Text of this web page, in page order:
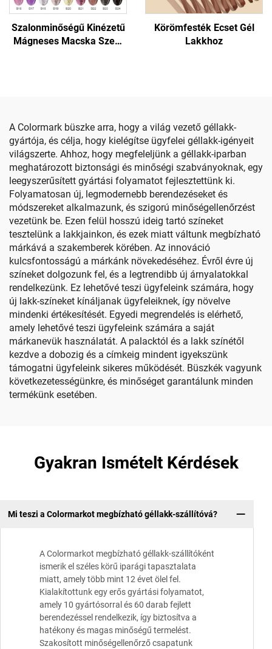
Szalonminőségű Kinézetű
Mágneses Macska Szem
Körömfesték Ecset Gél
Lakkhoz
A Colormark büszke arra, hogy a világ vezető géllakk-
gyártója, és célja, hogy kielégítse ügyfelei géllakk-igényeit
világszerte. Ahhoz, hogy megfeleljünk a géllakk-iparban
meghatározott biztonsági és minőségi szabványoknak, egy
leegyszerűsített gyártási folyamatot fejlesztettünk ki.
Folyamatosan új, legmodernebb berendezéseket és
módszereket alkalmazunk, és szigorú minőségellenőrzést
vezetünk be. Ezen felül hosszú ideig tartó színeket
tesztelünk a lakkjainkon, és ezek miatt váltunk megbízható
márkává a szakemberek körében. Az innováció
kulcsfontosságú a márkánk növekedéséhez. Évről évre új
színeket dolgozunk fel, és a legtrendibb új árnyalatokkal
rendelkezünk. Ez lehetővé teszi ügyfeleink számára, hogy
új lakk-színeket kínáljanak ügyfeleiknek, így növelve
mindenki értékesítését. Egyedi megrendelés is elérhető,
amely lehetővé teszi ügyfeleink számára a saját
márkanevük használatát. A palacktól és a lakk színétől
kezdve a dobozig és a címkeig mindent igyekszünk
támogatni ügyfeleink sikeres működését. Büszkék vagyunk
következetességünkre, és minőséget garantálunk minden
termékünk esetében.
Gyakran Ismételt Kérdések
Mi teszi a Colormarkot megbízható géllakk-szállítóvá?
A Colormarkot megbízható géllakk-szállítóként
ismerik el széles körű iparági tapasztalata
miatt, amely több mint 12 évet ölel fel.
Kialakítottunk egy erős gyártási folyamatot,
amely 10 gyártósorral és 60 darab fejlett
berendezéssel rendelkezik, így biztosítva a
hatékony és magas minőségű termelést.
Szakosított minőségellenőrző csapatunk